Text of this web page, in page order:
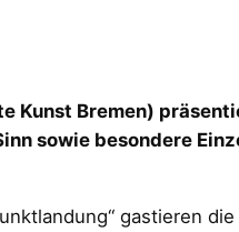
Kunst Bremen)
sowie besondere
gastieren